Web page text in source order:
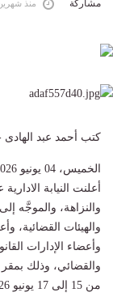
مشاركة منذ
كتب أحمد عبد
الخميس، 04 يونيو 2026 10:51 ص
أعلنت النيابة
والنزاهة، والموجَّه
والهيئات القضائية،
وأعضاء الإدارات
والقضائي، وذلك بمقر
من 15 إلى 17 يونيو 2026.